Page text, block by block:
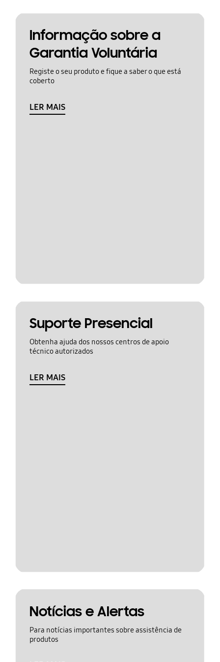
Informação sobre a
Garantia Voluntária
Registe o seu produto e fique a saber o que está
coberto
LER MAIS
Suporte Presencial
Obtenha ajuda dos nossos centros de apoio
técnico autorizados
LER MAIS
Notícias e Alertas
Para notícias importantes sobre assistência de
produtos